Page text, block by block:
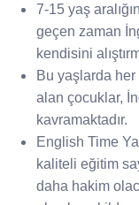
7-15 yaş
geçen zaman
kendisini
Bu yaşlarda her
alan çocuklar,
kavramaktadır.
English Time
kaliteli eğitim
daha hakim